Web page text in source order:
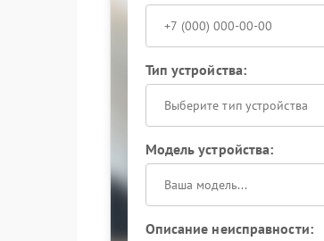
Тип устройства:
Выберите тип устройства
Модель устройства:
Описание неисправности: